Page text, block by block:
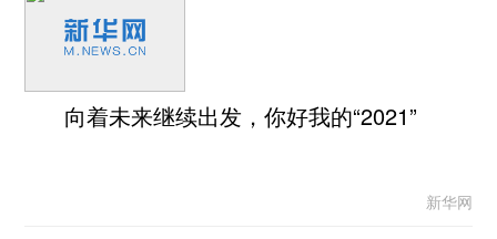
向着未来继续出发，你好我的“2021”
新华网